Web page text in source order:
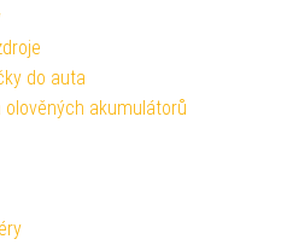
do auta
akumulátorů